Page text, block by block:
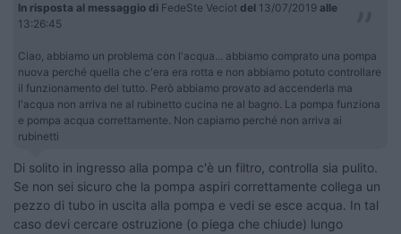
In risposta al messaggio di FedeSte Veciot del 13/07/2019 alle
13:26:45
Ciao, abbiamo un problema con l'acqua... abbiamo comprato una pompa
nuova perché quella che c'era era rotta e non abbiamo potuto controllare
il funzionamento del tutto. Però abbiamo provato ad accenderla ma
l'acqua non arriva ne al rubinetto cucina ne al bagno. La pompa funziona
e pompa acqua correttamente. Non capiamo perché non arriva ai
rubinetti
Di solito in ingresso alla pompa c'è un filtro, controlla sia pulito.
Se non sei sicuro che la pompa aspiri correttamente collega un
pezzo di tubo in uscita alla pompa e vedi se esce acqua. In tal
caso devi cercare ostruzione (o piega che chiude) lungo